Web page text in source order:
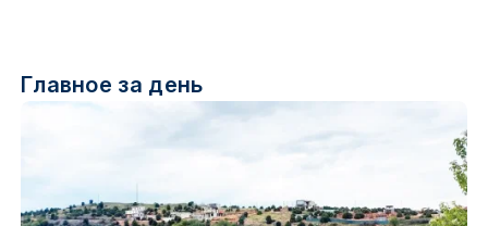
Главное за день